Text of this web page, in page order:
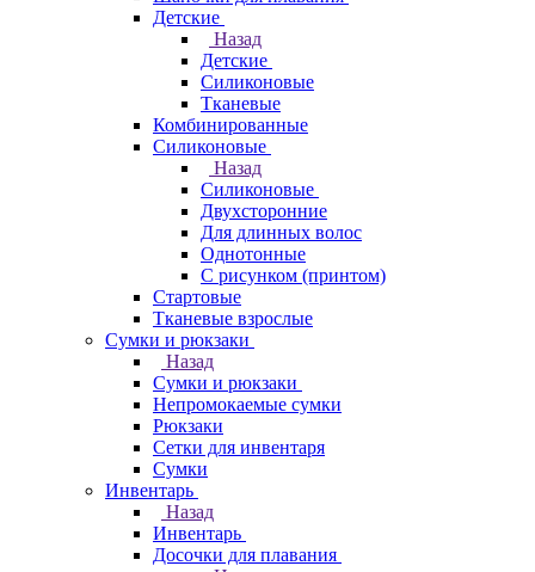
Детские
Назад
Детские
Силиконовые
Тканевые
Комбинированные
Силиконовые
Назад
Силиконовые
Двухсторонние
Для длинных волос
Однотонные
С рисунком (принтом)
Стартовые
Тканевые взрослые
Сумки и рюкзаки
Назад
Сумки и рюкзаки
Непромокаемые сумки
Рюкзаки
Сетки для инвентаря
Сумки
Инвентарь
Назад
Инвентарь
Досочки для плавания